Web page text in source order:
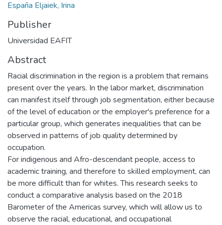
España Eljaiek, Irina
Publisher
Universidad EAFIT
Abstract
Racial discrimination in the region is a problem that remains
present over the years. In the labor market, discrimination
can manifest itself through job segmentation, either because
of the level of education or the employer's preference for a
particular group, which generates inequalities that can be
observed in patterns of job quality determined by
occupation.
For indigenous and Afro-descendant people, access to
academic training, and therefore to skilled employment, can
be more difficult than for whites. This research seeks to
conduct a comparative analysis based on the 2018
Barometer of the Americas survey, which will allow us to
observe the racial, educational, and occupational